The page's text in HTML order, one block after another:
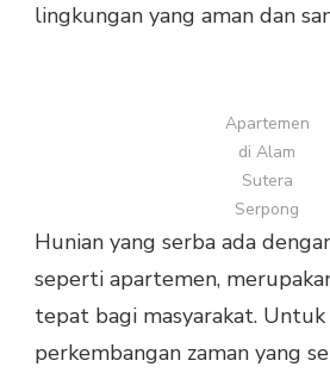
lingkungan yang aman dan
Apartemen
di Alam
Sutera
Serpong
Hunian yang serba ada
seperti apartemen,
tepat bagi masyarakat.
perkembangan zaman yang